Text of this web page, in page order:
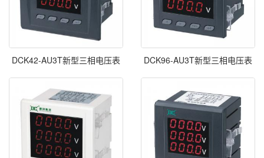
DCK42-AU3T新型三相电压表 DCK96-AU3T新型三相电压表